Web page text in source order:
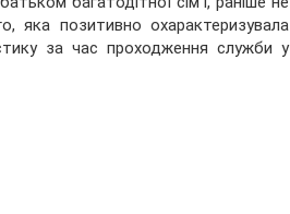
яка позитивно охарактеризувала
за час проходження служби у